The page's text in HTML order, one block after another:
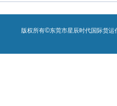
版权所有©东莞市星辰时代国际货